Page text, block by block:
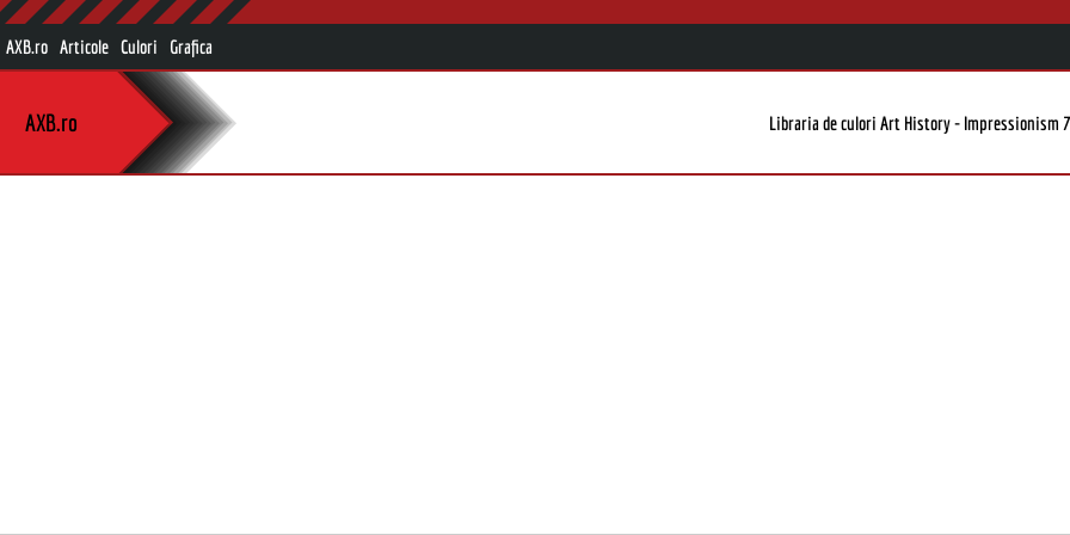
AXB.ro Articole Culori Grafica
AXB.ro Libraria de culori Art History - Impressionism